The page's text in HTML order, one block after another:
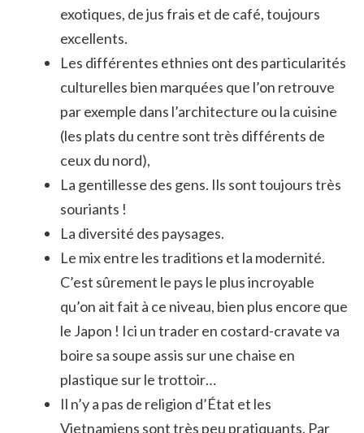
exotiques, de jus frais et de café, toujours
excellents.
Les différentes ethnies ont des particularités
culturelles bien marquées que l’on retrouve
par exemple dans l’architecture ou la cuisine
(les plats du centre sont très différents de
ceux du nord),
La gentillesse des gens. Ils sont toujours très
souriants !
La diversité des paysages.
Le mix entre les traditions et la modernité.
C’est sûrement le pays le plus incroyable
qu’on ait fait à ce niveau, bien plus encore que
le Japon ! Ici un trader en costard-cravate va
boire sa soupe assis sur une chaise en
plastique sur le trottoir…
Il n’y a pas de religion d’État et les
Vietnamiens sont très peu pratiquants. Par